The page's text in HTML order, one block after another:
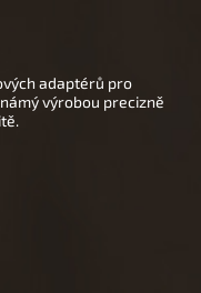
adaptérů pro
výrobou precizně